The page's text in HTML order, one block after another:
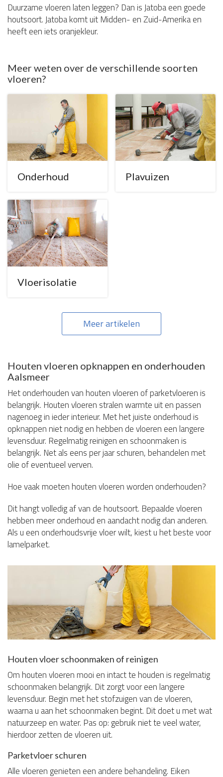
Duurzame vloeren laten leggen? Dan is Jatoba een goede
houtsoort. Jatoba komt uit Midden- en Zuid-Amerika en
heeft een iets oranjekleur.
Meer weten over de verschillende soorten
vloeren?
Onderhoud Plavuizen
Vloerisolatie
Meer artikelen
Houten vloeren opknappen en onderhouden
Aalsmeer
Het onderhouden van houten vloeren of parketvloeren is
belangrijk. Houten vloeren stralen warmte uit en passen
nagenoeg in ieder interieur. Met het juiste onderhoud is
opknappen niet nodig en hebben de vloeren een langere
levensduur. Regelmatig reinigen en schoonmaken is
belangrijk. Net als eens per jaar schuren, behandelen met
olie of eventueel verven.
Hoe vaak moeten houten vloeren worden onderhouden?
Dit hangt volledig af van de houtsoort. Bepaalde vloeren
hebben meer onderhoud en aandacht nodig dan anderen.
Als u een onderhoudsvrije vloer wilt, kiest u het beste voor
lamelparket.
Houten vloer schoonmaken of reinigen
Om houten vloeren mooi en intact te houden is regelmatig
schoonmaken belangrijk. Dit zorgt voor een langere
levensduur. Begin met het stofzuigen van de vloeren,
waarna u aan het schoonmaken begint. Dit doet u met wat
natuurzeep en water. Pas op: gebruik niet te veel water,
hierdoor zetten de vloeren uit.
Parketvloer schuren
Alle vloeren genieten een andere behandeling. Eiken